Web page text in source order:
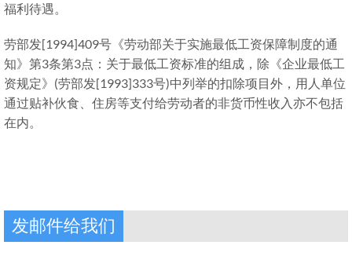
福利待遇。
劳部发[1994]409号《劳动部关于实施最低工资保障制度的通
知》第3条第3点：关于最低工资标准的组成，除《企业最低工
资规定》(劳部发[1993]333号)中列举的扣除项目外，用人单位
通过贴补伙食、住房等支付给劳动者的非货币性收入亦不包括
在内。
发邮件给我们